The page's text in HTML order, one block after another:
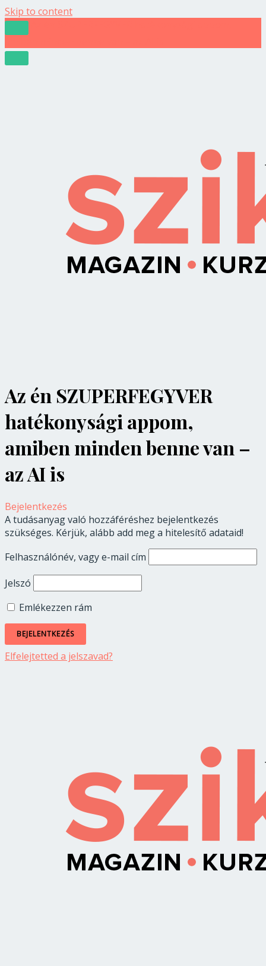
Skip to content
Az én SZUPERFEGYVER
hatékonysági appom,
amiben minden benne van –
az AI is
Bejelentkezés
A tudásanyag való hozzáféréshez bejelentkezés
szükséges. Kérjük, alább add meg a hitelesítő adataid!
Felhasználónév, vagy e-mail cím
Jelszó
Emlékezzen rám
Elfelejtetted a jelszavad?